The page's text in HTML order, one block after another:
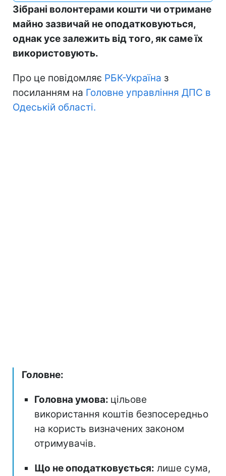
Зібрані волонтерами кошти чи отримане
майно зазвичай не оподатковуються,
однак усе залежить від того, як саме їх
використовують.
Про це повідомляє РБК-Україна з
посиланням на Головне управління ДПС в
Одеській області.
Головне:
Головна умова: цільове
використання коштів безпосередньо
на користь визначених законом
отримувачів.
Що не оподатковується: лише сума,